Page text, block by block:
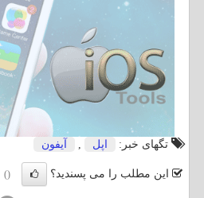
تگهای خبر: اپل آیفون
این مطلب را می پسندید؟ ()